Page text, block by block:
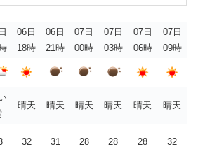
06日
18時
06日
21時
07日
00時
07日
03時
07日
06時
07日
09時
晴天 晴天 晴天 晴天 晴天 晴天
32 31 28 28 28 32